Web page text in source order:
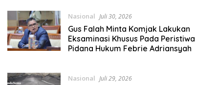
Nasional Juli 30, 2026
Gus Falah Minta Komjak Lakukan
Eksaminasi Khusus Pada Peristiwa
Pidana Hukum Febrie Adriansyah
Nasional Juli 29, 2026